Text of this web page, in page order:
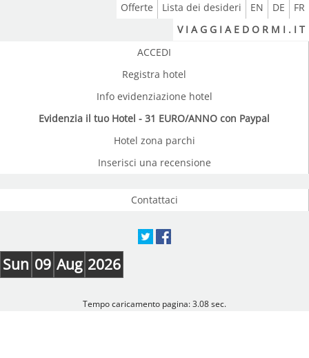
FR
DE
EN
Lista dei desideri
Offerte
V I A G G I A E D O R M I . I T
ACCEDI
Registra hotel
Info evidenziazione hotel
Evidenzia il tuo Hotel - 31 EURO/ANNO con Paypal
Hotel zona parchi
Inserisci una recensione
Contattaci
Sun 09 Aug 2026
Tempo caricamento pagina: 3.08 sec.